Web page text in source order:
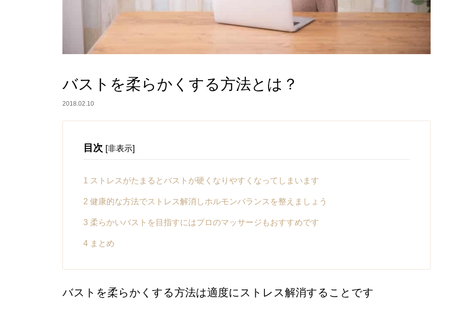
バストを柔らかくする方法とは？
2018.02.10
目次 [非表示]
1 ストレスがたまるとバストが硬くなりやすくなってしまいます
2 健康的な方法でストレス解消しホルモンバランスを整えましょう
3 柔らかいバストを目指すにはプロのマッサージもおすすめです
4 まとめ
バストを柔らかくする方法は適度にストレス解消することです